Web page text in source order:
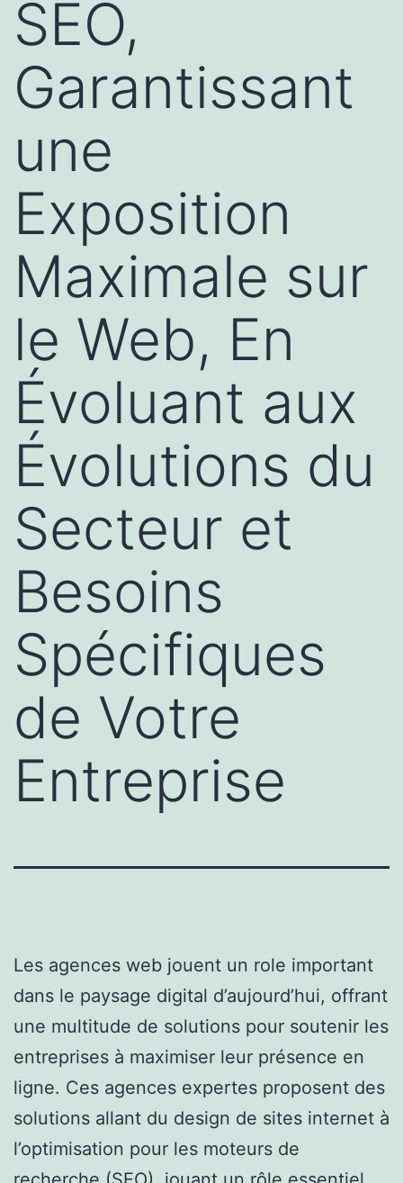
SEO,
Garantissant
une
Exposition
Maximale sur
le Web, En
Évoluant aux
Évolutions du
Secteur et
Besoins
Spécifiques
de Votre
Entreprise
Les agences web jouent un role important
dans le paysage digital d’aujourd’hui, offrant
une multitude de solutions pour soutenir les
entreprises à maximiser leur présence en
ligne. Ces agences expertes proposent des
solutions allant du design de sites internet à
l’optimisation pour les moteurs de